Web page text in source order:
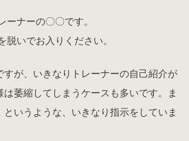
ーナーの〇〇です。
脱いでお入りください。
すが、いきなりトレーナーの自己紹介が
萎縮してしまうケースも多いです。ま
いうような、いきなり指示をしていま